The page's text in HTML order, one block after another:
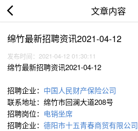
文章内容
绵竹最新招聘资讯2021-04-12
发布时间：2021-04-12 01:30:11
绵竹最新招聘资讯2021-04-12
招聘企业： 中国人民财产保险公司
联系地址：绵竹市回澜大道208号
招聘岗位： 电销坐席
招聘企业： 德阳市十五青春商贸有限公司